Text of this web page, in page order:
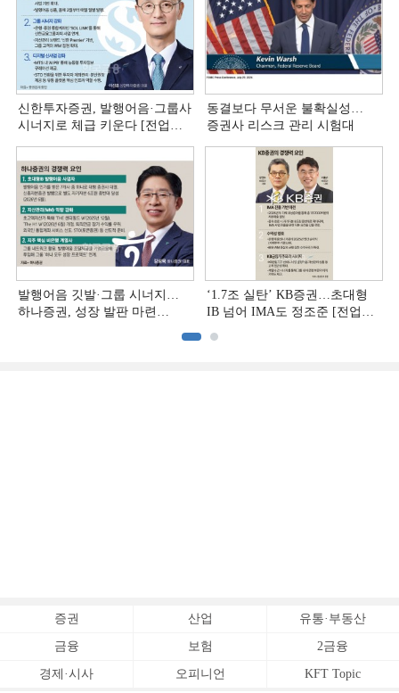
신한투자증권, 발행어음·그룹사
시너지로 체급 키운다 [전업계
동결보다 무서운 불확실성…
증권사 리스크 관리 시험대
발행어음 깃발·그룹 시너지…
하나증권, 성장 발판 마련
‘1.7조 실탄’ KB증권…초대형
IB 넘어 IMA도 정조준 [전업계
증권 산업 유통·부동산
금융 보험 2금융
경제·시사 오피니언 KFT Topic